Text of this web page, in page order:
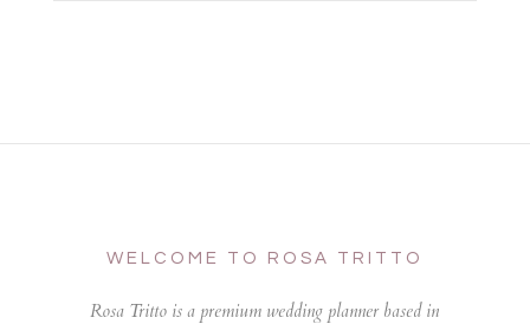
WELCOME TO ROSA TRITTO
Rosa Tritto is a premium wedding planner based in